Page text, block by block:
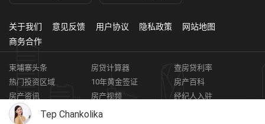
Tep Chankolika
关于我们 意见反馈 用户协议 隐私政策
网站地图
商务合作
柬埔寨头条 房贷计算器
查房贷利率
热门投资区域
10年黄金签证
房产百科
房产资讯
房产视频
经纪人入驻
获取客资
柬埔寨房地产APP